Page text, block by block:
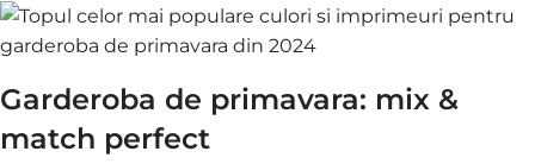
Garderoba de primavara: mix &
match perfect